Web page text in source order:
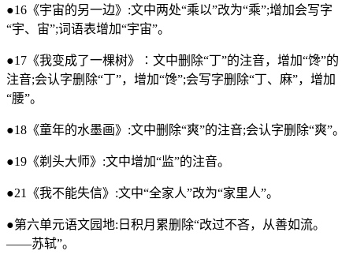
●16《宇宙的另一边》:文中两处“乘以”改为“乘”;增加会写字
“宇、宙”;词语表增加“宇宙”。
●17《我变成了一棵树》∶文中删除“丁”的注音，增加“馋”的
注音;会认字删除“丁”，增加“馋”;会写字删除“丁、麻”，增加
“腰”。
●18《童年的水墨画》:文中删除“爽”的注音;会认字删除“爽”。
●19《剃头大师》:文中增加“监”的注音。
●21《我不能失信》:文中“全家人”改为“家里人”。
●第六单元语文园地:日积月累删除“改过不吝，从善如流。
——苏轼”。